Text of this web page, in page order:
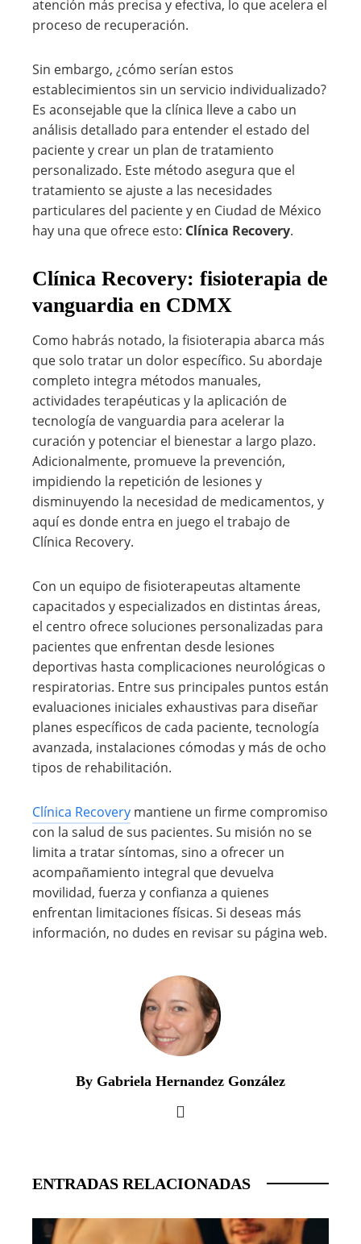
atención más precisa y efectiva, lo que acelera el
proceso de recuperación.
Sin embargo, ¿cómo serían estos
establecimientos sin un servicio individualizado?
Es aconsejable que la clínica lleve a cabo un
análisis detallado para entender el estado del
paciente y crear un plan de tratamiento
personalizado. Este método asegura que el
tratamiento se ajuste a las necesidades
particulares del paciente y en Ciudad de México
hay una que ofrece esto: Clínica Recovery.
Clínica Recovery: fisioterapia de
vanguardia en CDMX
Como habrás notado, la fisioterapia abarca más
que solo tratar un dolor específico. Su abordaje
completo integra métodos manuales,
actividades terapéuticas y la aplicación de
tecnología de vanguardia para acelerar la
curación y potenciar el bienestar a largo plazo.
Adicionalmente, promueve la prevención,
impidiendo la repetición de lesiones y
disminuyendo la necesidad de medicamentos, y
aquí es donde entra en juego el trabajo de
Clínica Recovery.
Con un equipo de fisioterapeutas altamente
capacitados y especializados en distintas áreas,
el centro ofrece soluciones personalizadas para
pacientes que enfrentan desde lesiones
deportivas hasta complicaciones neurológicas o
respiratorias. Entre sus principales puntos están
evaluaciones iniciales exhaustivas para diseñar
planes específicos de cada paciente, tecnología
avanzada, instalaciones cómodas y más de ocho
tipos de rehabilitación.
Clínica Recovery mantiene un firme compromiso
con la salud de sus pacientes. Su misión no se
limita a tratar síntomas, sino a ofrecer un
acompañamiento integral que devuelva
movilidad, fuerza y confianza a quienes
enfrentan limitaciones físicas. Si deseas más
información, no dudes en revisar su página web.
By Gabriela Hernandez González
ENTRADAS RELACIONADAS